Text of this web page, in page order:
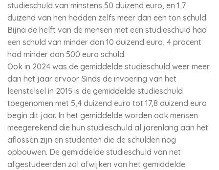
studieschuld van minstens 50 duizend euro, en 1,7
duizend van hen hadden zelfs meer dan een ton schuld.
Bijna de helft van de mensen met een studieschuld had
een schuld van minder dan 10 duizend euro; 4 procent
had minder dan 500 euro schuld.
Ook in 2024 was de gemiddelde studieschuld weer meer
dan het jaar ervoor. Sinds de invoering van het
leenstelsel in 2015 is de gemiddelde studieschuld
toegenomen met 5,4 duizend euro tot 17,8 duizend euro
begin dit jaar. In het gemiddelde worden ook mensen
meegerekend die hun studieschuld al jarenlang aan het
aflossen zijn en studenten die de schulden nog
opbouwen. De gemiddelde studieschuld van net
afgestudeerden zal afwijken van het gemiddelde.